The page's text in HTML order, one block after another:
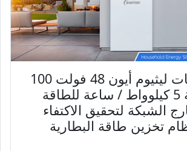
أفضل بطاريات ليثيوم أيون 48 فولت 100
أمبير / ساعة 5 كيلوواط / ساعة للطاقة
الشبكة لتحقيق الاكتفاء
تخزين طاقة البطارية